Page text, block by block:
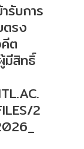
รับการ
รง
ต
มีสิทธิ์
2